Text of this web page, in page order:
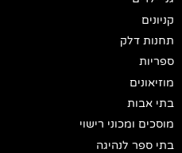
קניונים
תחנות דלק
ספריות
מוזיאונים
בתי אבות
מוסכים ומכוני רישוי
בתי ספר לנהיגה